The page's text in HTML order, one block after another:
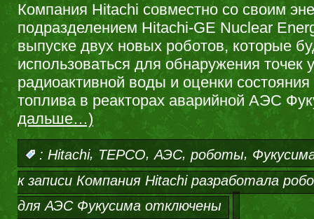
Компания Hitachi совместно со своим
подразделением Hitachi-GE Nuclear
выпуске двух новых роботов, которые
использоваться для обнаружения точек
радиоактивной воды и оценки состояния
топлива в реакторах аварийной АЭС
дальше…)
: Hitachi, TEPCO, АЭС, роботы,
к записи Компания Hitachi разработала
для АЭС Фукусима отключены